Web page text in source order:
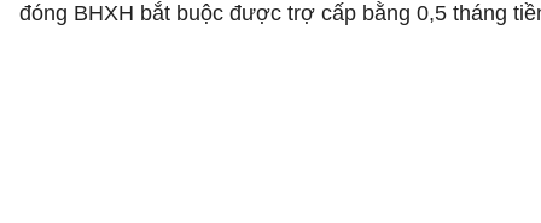
đóng BHXH bắt buộc được trợ cấp bằng 0,5 tháng